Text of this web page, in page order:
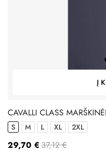
Į
CAVALLI CLASS
S M L XL 2XL
29,70 € 37,12 €